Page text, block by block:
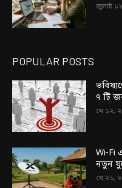
জুলাই
POPULAR POSTS
৭ টি
মে ১২,
Wi-Fi
নতুন
মে ২১,